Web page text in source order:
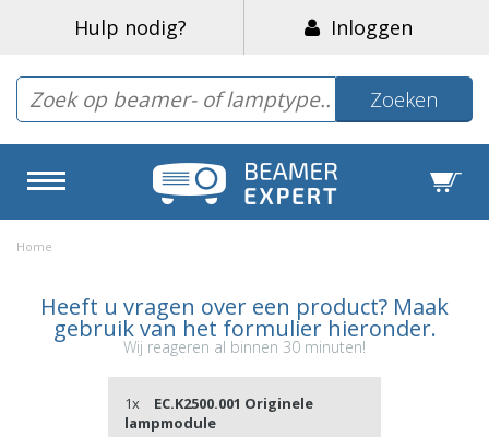
Hulp nodig? Inloggen
Zoeken
Home
Heeft u vragen over een product? Maak
gebruik van het formulier hieronder.
Wij reageren al binnen 30 minuten!
1x
EC.K2500.001 Originele
lampmodule